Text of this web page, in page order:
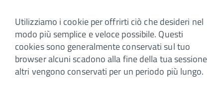
Utilizziamo i cookie per offrirti ciò che desideri nel
modo più semplice e veloce possibile. Questi
cookies sono generalmente conservati sul tuo
browser alcuni scadono alla fine della tua sessione
altri vengono conservati per un periodo più lungo.